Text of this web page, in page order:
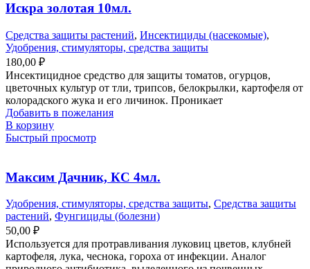
Искра золотая 10мл.
Средства защиты растений, Инсектициды (насекомые),
Удобрения, стимуляторы, средства защиты
180,00 ₽
Инсектицидное средство для защиты томатов, огурцов,
цветочных культур от тли, трипсов, белокрылки, картофеля от
колорадского жука и его личинок. Проникает
Добавить в пожелания
В корзину
Быстрый просмотр
Максим Дачник, КС 4мл.
Удобрения, стимуляторы, средства защиты, Средства защиты
растений, Фунгициды (болезни)
50,00 ₽
Используется для протравливания луковиц цветов, клубней
картофеля, лука, чеснока, гороха от инфекции. Аналог